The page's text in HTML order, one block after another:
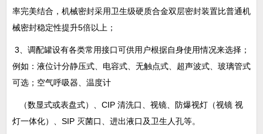
率完美结合，机械密封采用卫生级硬质合金双层密封装置比普通机
械密封稳定性提升5倍以上；
3 调配罐设有各类常用接口可供用户根据自身使用情况来选择；
例如：液位计分静压式、电容式、无触点式、超声波式、玻璃管式
可选； 空气呼吸器、温度计
（数显式或表盘式）、 CIP 清洗口、视镜、防爆视灯（视镜 视
灯一体化）、 SIP 灭菌口、进出液口及卫生人孔等。